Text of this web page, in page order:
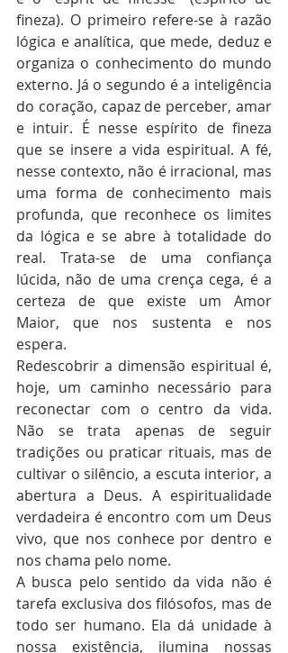
fineza). O primeiro refere-se à razão
lógica e analítica, que mede, deduz e
organiza o conhecimento do mundo
externo. Já o segundo é a inteligência
do coração, capaz de perceber, amar
e intuir. É nesse espírito de fineza
que se insere a vida espiritual. A fé,
nesse contexto, não é irracional, mas
uma forma de conhecimento mais
profunda, que reconhece os limites
da lógica e se abre à totalidade do
real. Trata-se de uma confiança
lúcida, não de uma crença cega, é a
certeza de que existe um Amor
Maior, que nos sustenta e nos
espera.
Redescobrir a dimensão espiritual é,
hoje, um caminho necessário para
reconectar com o centro da vida.
Não se trata apenas de seguir
tradições ou praticar rituais, mas de
cultivar o silêncio, a escuta interior, a
abertura a Deus. A espiritualidade
verdadeira é encontro com um Deus
vivo, que nos conhece por dentro e
nos chama pelo nome.
A busca pelo sentido da vida não é
tarefa exclusiva dos filósofos, mas de
todo ser humano. Ela dá unidade à
nossa existência, ilumina nossas